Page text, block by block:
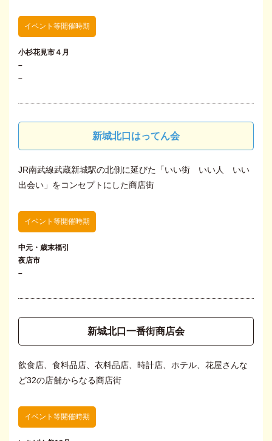
イベント等開催時期
小杉花見市４月
–
–
新城北口はってん会
JR南武線武蔵新城駅の北側に延びた「いい街 いい人 いい
出会い」をコンセプトにした商店街
イベント等開催時期
中元・歳末福引
夜店市
–
新城北口一番街商店会
飲食店、食料品店、衣料品店、時計店、ホテル、花屋さんな
ど32の店舗からなる商店街
イベント等開催時期